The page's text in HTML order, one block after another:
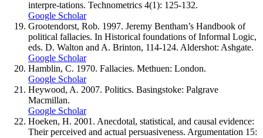
interpre-tations. Technometrics 4(1): 125-132.
Google Scholar
Grootendorst, Rob. 1997. Jeremy Bentham’s Handbook of
political fallacies. In Historical foundations of Informal Logic,
eds. D. Walton and A. Brinton, 114-124. Aldershot: Ashgate.
Google Scholar
Hamblin, C. 1970. Fallacies. Methuen: London.
Google Scholar
Heywood, A. 2007. Politics. Basingstoke: Palgrave
Macmillan.
Google Scholar
Hoeken, H. 2001. Anecdotal, statistical, and causal evidence:
Their perceived and actual persuasiveness. Argumentation 15: